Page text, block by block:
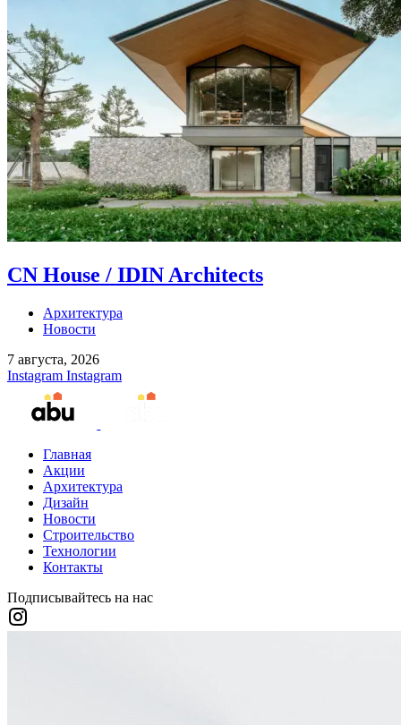
CN House / IDIN Architects
Архитектура
Новости
7 августа, 2026
Instagram Instagram
Главная
Акции
Архитектура
Дизайн
Новости
Строительство
Технологии
Контакты
Подписывайтесь на нас